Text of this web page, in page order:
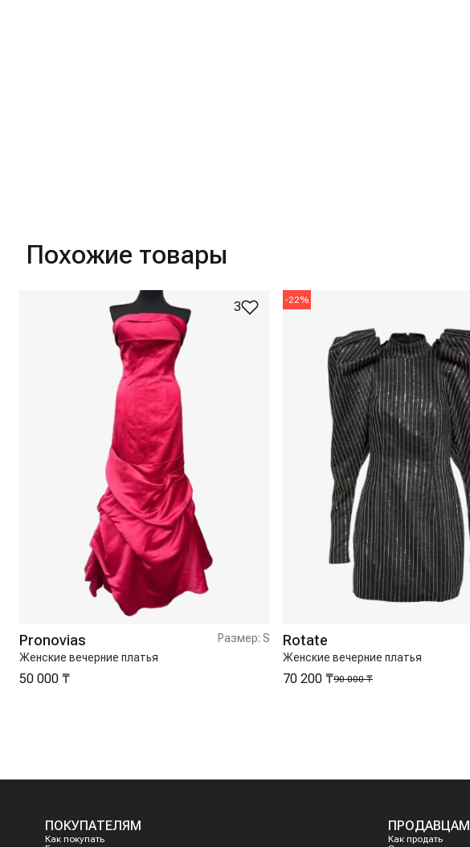
Похожие товары
3
Pronovias
Женские вечерние платья
Размер: S
50 000 ₸
-22%
Rotate
Женские вечерние платья
90 000 ₸
70 200 ₸
ПОКУПАТЕЛЯМ
Как покупать
ПРОДАВЦАМ
Как продать